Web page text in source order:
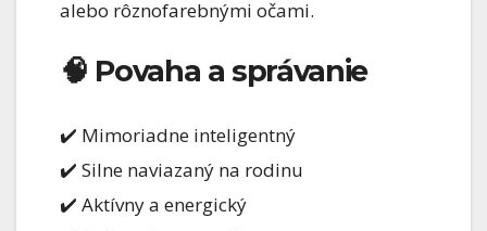
alebo rôznofarebnými očami.
🧠 Povaha a správanie
✔️ Mimoriadne inteligentný
✔️ Silne naviazaný na rodinu
✔️ Aktívny a energický